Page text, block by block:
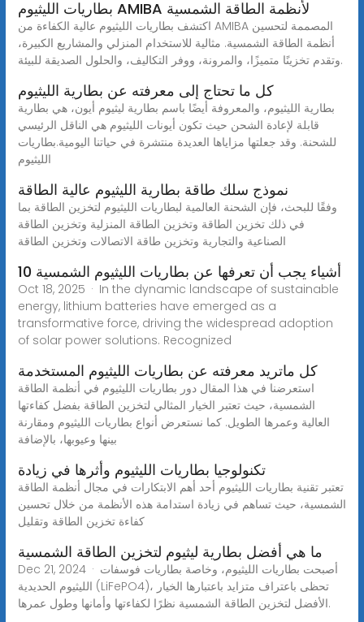
بطاريات الليثيوم AMIBA لأنظمة الطاقة الشمسية
اكتشف بطاريات الليثيوم عالية الكفاءة من AMIBA المصممة لتحسين
أنظمة الطاقة الشمسية. مثالية للاستخدام المنزلي والمشاريع الكبيرة،
وتقدم تخزينًا متميزًا، والمرونة، ووفر التكاليف، والحلول الصديقة للبيئة.
كل ما تحتاج إلى معرفته عن بطارية الليثيوم
بطارية الليثيوم، والمعروفة أيضًا باسم بطارية ليثيوم أيون، هي بطارية
قابلة لإعادة الشحن حيث تكون أيونات الليثيوم هي الناقل الرئيسي
للشحنة. وقد جعلتها مزاياها العديدة منتشرة في حياتنا اليومية.بطاريات
الليثيوم
نموذج سلك طاقة بطارية الليثيوم عالية الطاقة
وفقًا للبحث، فإن الشحنة العالمية لبطاريات الليثيوم لتخزين الطاقة بما
في ذلك تخزين الطاقة وتخزين الطاقة المنزلية وتخزين الطاقة
الصناعية والتجارية وتخزين طاقة الاتصالات وتخزين الطاقة
10 أشياء يجب أن تعرفها عن بطاريات الليثيوم الشمسية
Oct 18, 2025 · In the dynamic landscape of sustainable
energy, lithium batteries have emerged as a
transformative force, driving the widespread adoption
of solar power solutions. Recognized
كل ماتريد معرفته عن بطاريات الليثيوم المستخدمة
استعرضنا في هذا المقال دور بطاريات الليثيوم في أنظمة الطاقة
الشمسية، حيث تعتبر الخيار المثالي لتخزين الطاقة بفضل كفاءتها
العالية وعمرها الطويل. كما نستعرض أنواع بطاريات الليثيوم ومقارنة
بينها وعيوبها، بالإضافة
تكنولوجيا بطاريات الليثيوم وأثرها في زيادة
تعتبر تقنية بطاريات الليثيوم أحد أهم الابتكارات في مجال أنظمة الطاقة
الشمسية، حيث تساهم في زيادة استدامة هذه الأنظمة من خلال تحسين
كفاءة تخزين الطاقة وتقليل
ما هي أفضل بطارية ليثيوم لتخزين الطاقة الشمسية
Dec 21, 2024 · أصبحت بطاريات الليثيوم، وخاصة بطاريات فوسفات
الليثيوم الحديدية (LiFePO4)، تحظى باعتراف متزايد باعتبارها الخيار
الأفضل لتخزين الطاقة الشمسية نظرًا لكفاءتها وأمانها وطول عمرها.